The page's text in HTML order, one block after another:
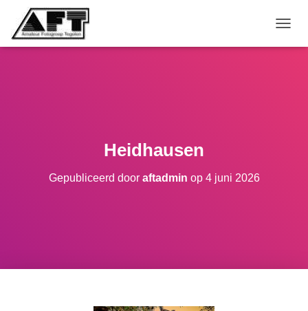
Heidhausen
Gepubliceerd door aftadmin op 4 juni 2026